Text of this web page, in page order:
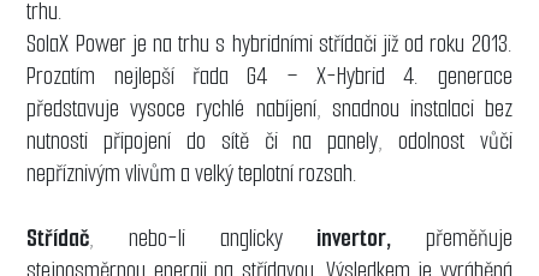
trhu.
SolaX Power je na trhu s hybridními střídači již od roku 2013.
Prozatím nejlepší řada G4 – X-Hybrid 4. generace
představuje vysoce rychlé nabíjení, snadnou instalaci bez
nutnosti připojení do sítě či na panely, odolnost vůči
nepříznivým vlivům a velký teplotní rozsah.
Střídač, nebo-li anglicky invertor, přeměňuje